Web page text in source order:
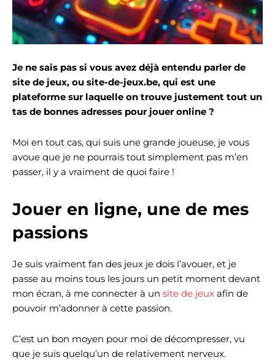
Je ne sais pas si vous avez déjà entendu parler de
site de jeux, ou site-de-jeux.be, qui est une
plateforme sur laquelle on trouve justement tout un
tas de bonnes adresses pour jouer online ?
Moi en tout cas, qui suis une grande joueuse, je vous
avoue que je ne pourrais tout simplement pas m’en
passer, il y a vraiment de quoi faire !
Jouer en ligne, une de mes
passions
Je suis vraiment fan des jeux je dois l’avouer, et je
passe au moins tous les jours un petit moment devant
mon écran, à me connecter à un site de jeux afin de
pouvoir m’adonner à cette passion.
C’est un bon moyen pour moi de décompresser, vu
que je suis quelqu’un de relativement nerveux.